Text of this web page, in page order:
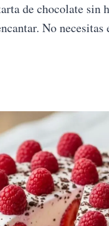
de chocolate sin
No necesitas